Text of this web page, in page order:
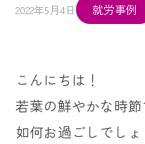
2022年5月4日 就労事例
こんにちは！
若葉の鮮やかな時
如何お過ごしでしょ